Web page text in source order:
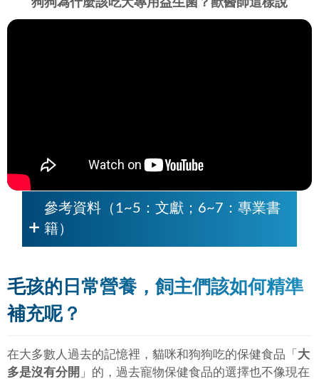
狗狗為什麼該吃犬專用益生菌？獸醫師這樣說
參考資料（1~5：文獻；6~7：專業書
籍）
毛孩的日常營養，飼主們該如何精準
補充呢？
在大多數人過去的記憶裡，貓咪和狗狗吃的保健食品「 大
多是沒有分開 」的，過去寵物保健食品的選擇也不像現在